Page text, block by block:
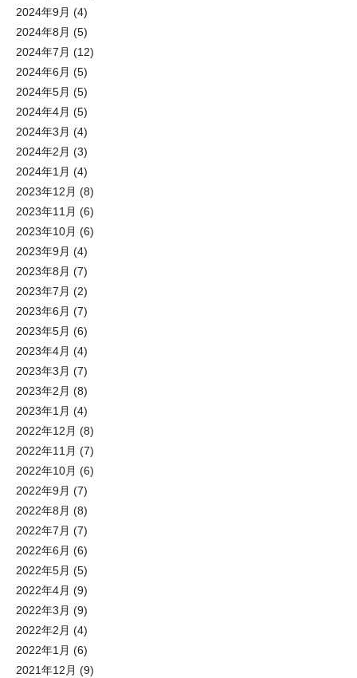
2024年9月 (4)
2024年8月 (5)
2024年7月 (12)
2024年6月 (5)
2024年5月 (5)
2024年4月 (5)
2024年3月 (4)
2024年2月 (3)
2024年1月 (4)
2023年12月 (8)
2023年11月 (6)
2023年10月 (6)
2023年9月 (4)
2023年8月 (7)
2023年7月 (2)
2023年6月 (7)
2023年5月 (6)
2023年4月 (4)
2023年3月 (7)
2023年2月 (8)
2023年1月 (4)
2022年12月 (8)
2022年11月 (7)
2022年10月 (6)
2022年9月 (7)
2022年8月 (8)
2022年7月 (7)
2022年6月 (6)
2022年5月 (5)
2022年4月 (9)
2022年3月 (9)
2022年2月 (4)
2022年1月 (6)
2021年12月 (9)